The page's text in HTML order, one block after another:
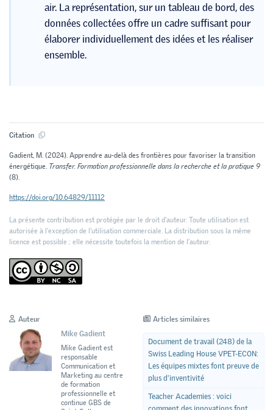
air. La représentation, sur un tableau de bord, des
données collectées offre un cadre suffisant pour
élaborer individuellement des idées et les réaliser
ensemble.
Citation
Gadient, M. (2024). Apprendre au-delà des frontières pour favoriser la transition
énergétique. Transfer. Formation professionnelle dans la recherche et la pratique 9
(8).
https://doi.org/10.64829/11112
La présente contribution est protégée par le droit d'auteur. Toute utilisation est
autorisée à l'exception de l'utilisation commerciale. La distribution sous la même
licence est possible ; elle nécessite toutefois la mention de l’auteur.
Auteur
Mike Gadient
Mike Gadient est
responsable
Communication et
Marketing au centre
de formation
professionnelle et
continue GBS de
Articles similaires
Document de travail (248) de la
Swiss Leading House VPET-ECON:
Les équipes mixtes font preuve de
plus d’inventivité
Teacher Academies : voici